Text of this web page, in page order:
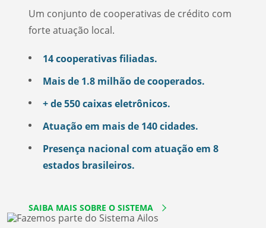
Um conjunto de cooperativas de crédito com
forte atuação local.
14 cooperativas filiadas.
Mais de 1.8 milhão de cooperados.
+ de 550 caixas eletrônicos.
Atuação em mais de 140 cidades.
Presença nacional com atuação em 8
estados brasileiros.
SAIBA MAIS SOBRE O SISTEMA